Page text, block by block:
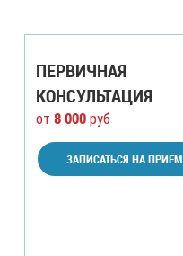
ПЕРВИЧНАЯ
КОНСУЛЬТАЦИЯ
от 8 000 руб
ЗАПИСАТЬСЯ НА ПРИЕМ